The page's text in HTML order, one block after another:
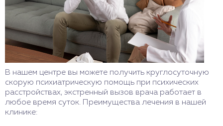
В нашем центре вы можете получить круглосуточную
скорую психиатрическую помощь при психических
расстройствах, экстренный вызов врача работает в
любое время суток. Преимущества лечения в нашей
клинике: